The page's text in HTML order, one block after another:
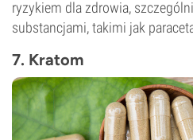
ryzykiem dla zdrowia,
substancjami, takimi jak
7. Kratom